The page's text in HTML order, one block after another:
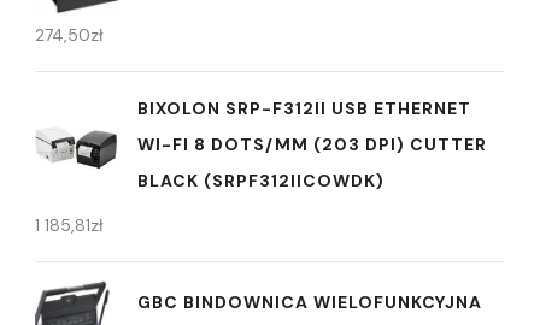
274,50zł
BIXOLON SRP-F312II USB ETHERNET
WI-FI 8 DOTS/MM (203 DPI) CUTTER
BLACK (SRPF312IICOWDK)
1 185,81zł
GBC BINDOWNICA WIELOFUNKCYJNA